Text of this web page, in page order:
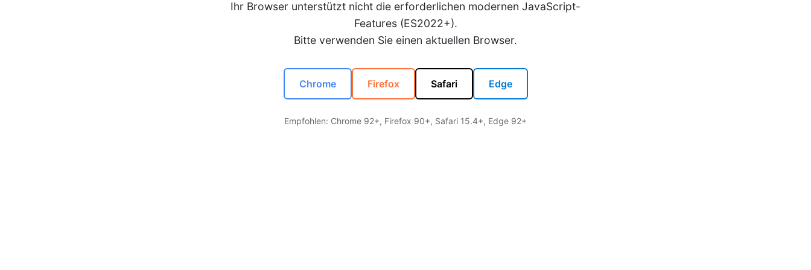
Ihr Browser unterstützt nicht die erforderlichen modernen JavaScript-
Features (ES2022+).
Bitte verwenden Sie einen aktuellen Browser.
Chrome Firefox Safari Edge
Empfohlen: Chrome 92+, Firefox 90+, Safari 15.4+, Edge 92+